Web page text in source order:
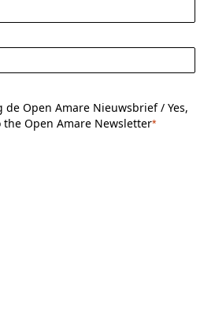
de Open Amare Nieuwsbrief / Yes,
Open Amare Newsletter